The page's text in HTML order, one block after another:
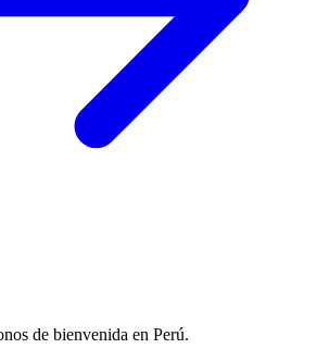
de bienvenida en Perú.